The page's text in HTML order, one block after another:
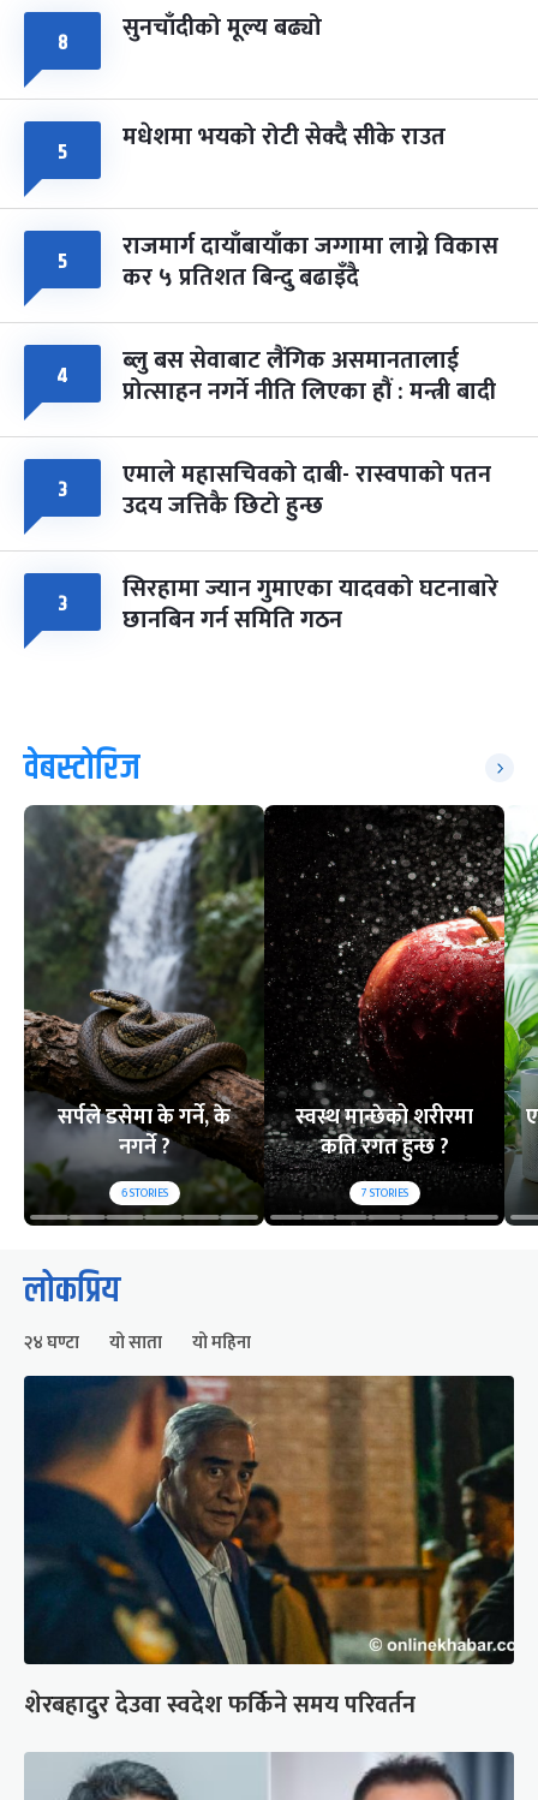
८ सुनचाँदीको मूल्य बढ्यो
५ मधेशमा भयको रोटी सेक्दै सीके राउत
५ राजमार्ग दायाँबायाँका जग्गामा लाग्ने विकास
कर ५ प्रतिशत बिन्दु बढाइँदै
४ ब्लु बस सेवाबाट लैंगिक असमानतालाई
प्रोत्साहन नगर्ने नीति लिएका हौं : मन्त्री बादी
३ एमाले महासचिवको दाबी- रास्वपाको पतन
उदय जत्तिकै छिटो हुन्छ
३ सिरहामा ज्यान गुमाएका यादवको घटनाबारे
छानबिन गर्न समिति गठन
वेबस्टोरिज
सर्पले डसेमा के गर्ने, के
नगर्ने ?
6STORIES
स्वस्थ मान्छेको शरीरमा
कति रगत हुन्छ ?
7STORIES
लोकप्रिय
२४ घण्टा यो साता यो महिना
शेरबहादुर देउवा स्वदेश फर्किने समय परिवर्तन